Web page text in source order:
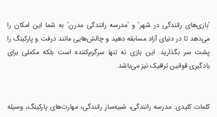
‏'بازی‌های رانندگی در شهر' و 'مدرسه رانندگی مدرن' به شما این امکان را
می‌دهد تا در دنیای آزاد مسابقه دهید و چالش‌هایی مانند درفت و پارکینگ را
پشت سر بگذارید. این بازی نه تنها سرگرم‌کننده است بلکه مکملی برای
یادگیری قوانین ترافیک نیز می‌باشد.
‏کلمات کلیدی: مدرسه رانندگی، شبیه‌ساز رانندگی، مهارت‌های پارکینگ، وسیله